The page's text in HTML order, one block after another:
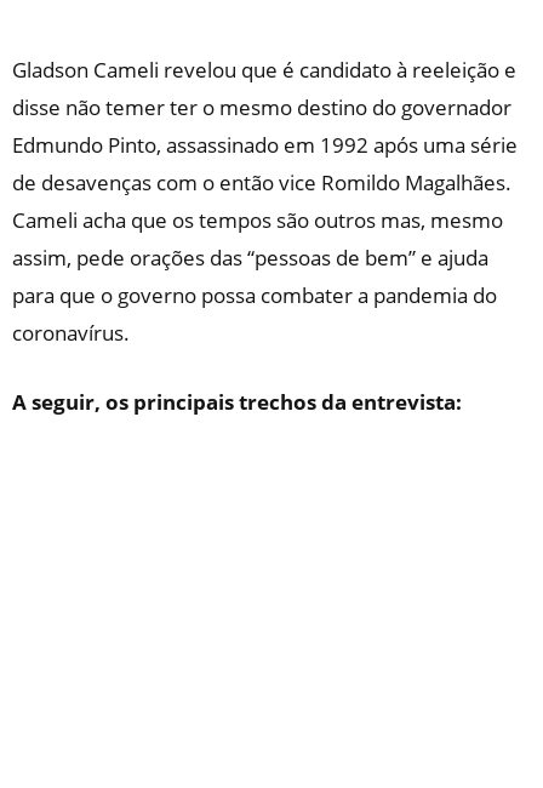
Gladson Cameli revelou que é candidato à reeleição e
disse não temer ter o mesmo destino do governador
Edmundo Pinto, assassinado em 1992 após uma série
de desavenças com o então vice Romildo Magalhães.
Cameli acha que os tempos são outros mas, mesmo
assim, pede orações das “pessoas de bem” e ajuda
para que o governo possa combater a pandemia do
coronavírus.
A seguir, os principais trechos da entrevista: